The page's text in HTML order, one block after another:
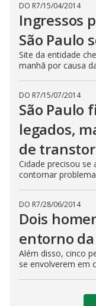
DO R7/15/04/2014
Ingressos
São Paulo
Site da entidade
manhã por causa
DO R7/15/07/2014
São Paulo
legados,
de
Cidade precisou se
contornar
DO R7/28/06/2014
Dois
entorno da
Além disso, cinco
se envolverem em